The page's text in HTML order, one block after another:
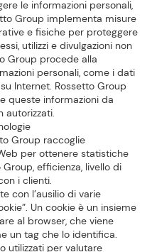
le informazioni personali,
Group implementa misure
e fisiche per proteggere
utilizzi e divulgazioni non
Group procede alla
personali, come i dati
Internet. Rossetto Group
queste informazioni da
autorizzati.
Group raccoglie
per ottenere statistiche
Group, efficienza, livello di
i clienti.
con l’ausilio di varie
Un cookie è un insieme
al browser, che viene
un tag che lo identifica.
utilizzati per valutare